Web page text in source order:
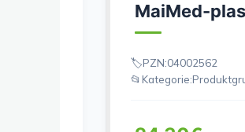
MaiMed-
PZN:04002562
Kategorie: